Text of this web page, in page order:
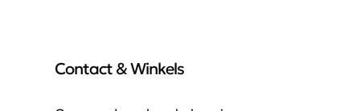
Contact & Winkels